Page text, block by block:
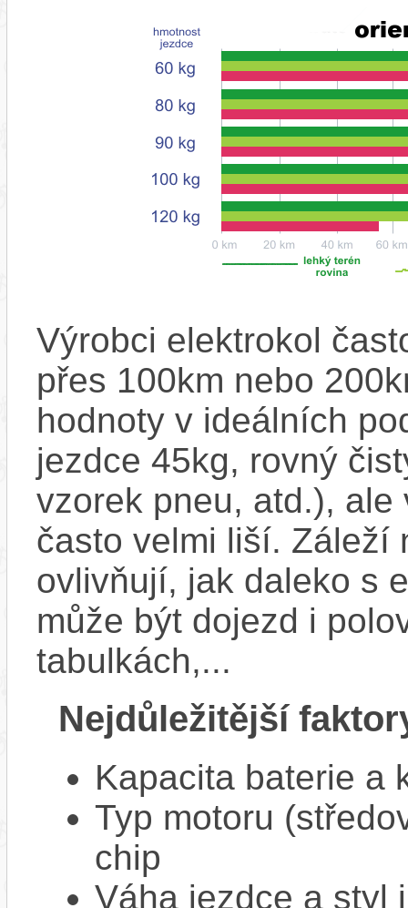
Výrobci elektrokol
přes 100km nebo
hodnoty v ideálních
jezdce 45kg, rovný
vzorek pneu, atd.),
často velmi liší. Záleží
ovlivňují, jak daleko s
může být dojezd i
tabulkách,...
Nejdůležitější
Kapacita baterie a
Typ motoru
chip
Váha jezdce a styl